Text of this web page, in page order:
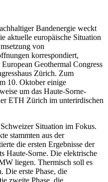
Bandenergie weckt
aktuelle europäische Situation
von
korrespondiert,
Geothermal Congress
Zürich. Zum
10. Oktober einige
um das Haute-Sorne-
ETH Zürich im unterirdischen
Situation im Fokus.
stammten aus der
die ersten Ergebnisse der
Haute-Sorne. Die elektrische
liegen. Thermisch soll es
Die erste Phase, die